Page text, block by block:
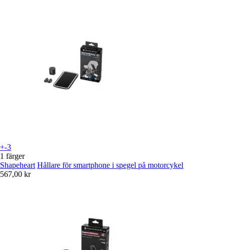
+-3
1 färger
Shapeheart Hållare för smartphone i spegel på motorcykel
567,00 kr